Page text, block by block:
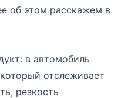
об этом расскажем в
в автомобиль
отслеживает
резкость